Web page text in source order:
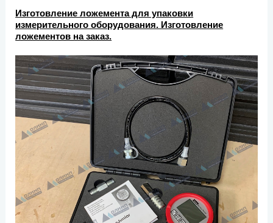
Изготовление ложемента для упаковки
измерительного оборудования. Изготовление
ложементов на заказ.